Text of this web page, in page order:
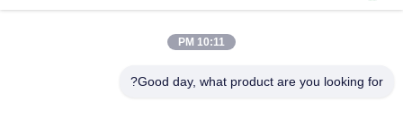
10:11 PM
Good day, what product are you looking for?